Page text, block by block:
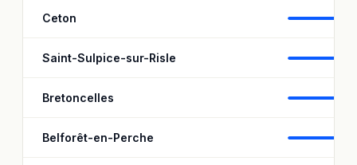
Ceton
Saint-Sulpice-sur-Risle
Bretoncelles
Belforêt-en-Perche